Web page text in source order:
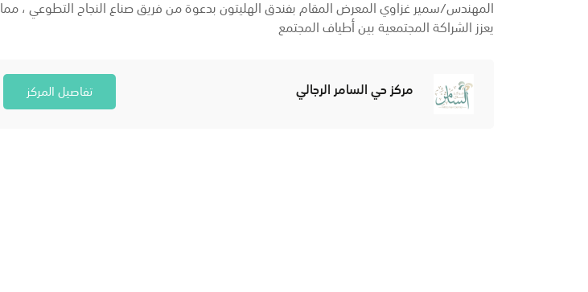
المهندس/سمير غزاوي المعرض المقام بفندق الهليتون بدعوة من فريق صناع النجاح التطوعي ، مما
يعزز الشراكة المجتمعية بين أطياف المجتمع
مركز حي السامر الرجالي تفاصيل المركز